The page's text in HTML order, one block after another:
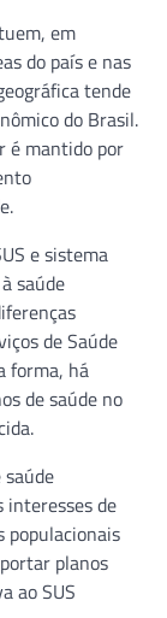
em
do país e nas
tende
do Brasil.
é mantido por
e sistema
saúde
de Saúde
forma, há
de saúde no
interesses de
populacionais
planos
ao SUS